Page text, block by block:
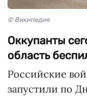
© Википедия
Оккупанты
область
Российские
запустили по